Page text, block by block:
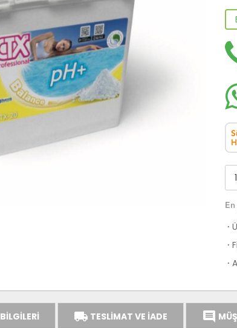
·
·
·
local_shipping TESLİMAT VE İADE comment